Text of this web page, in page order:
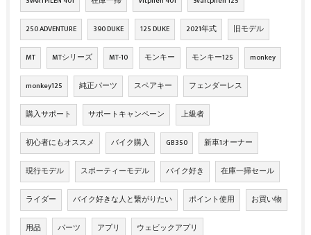
250 ADVENTURE 390 DUKE 125 DUKE 2021年式 旧モデル
MT MTシリーズ MT-10 モンキー モンキー125 monkey
monkey125 純正パーツ スペアキー フェンダーレス
購入サポート サポートキャンペーン 上級者
初心者にもオススメ バイク購入 GB350 新車1オーナー
現行モデル スポーティーモデル バイク好き 在庫一掃セール
ライダー バイク好きな人と繋がりたい ポイント使用 お買い物
用品 パーツ アプリ ウェビックアプリ